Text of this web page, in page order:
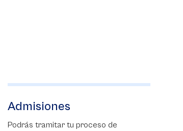
Admisiones
Podrás tramitar tu proceso de